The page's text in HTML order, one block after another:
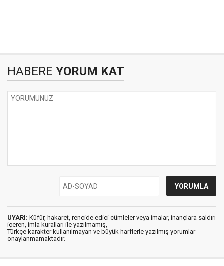
HABERE YORUM KAT
UYARI: Küfür, hakaret, rencide edici cümleler veya imalar, inançlara saldırı
içeren, imla kuralları ile yazılmamış,
Türkçe karakter kullanılmayan ve büyük harflerle yazılmış yorumlar
onaylanmamaktadır.